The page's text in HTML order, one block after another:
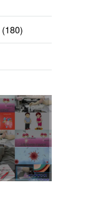
(180)